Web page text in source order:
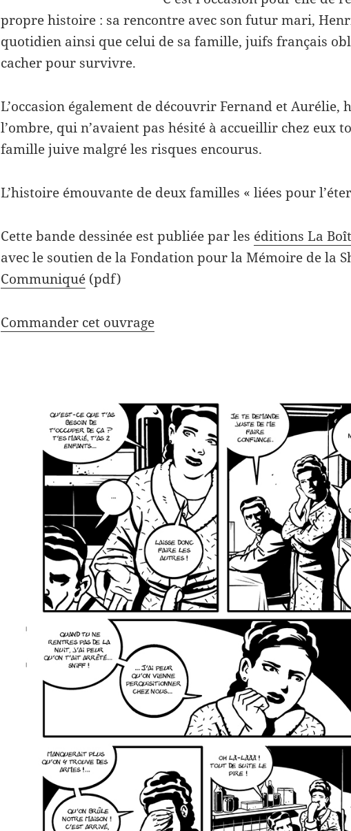
propre histoire : sa rencontre avec son futur mari,
quotidien ainsi que celui de sa famille, juifs français
cacher pour survivre.
L’occasion également de découvrir Fernand et Aurélie,
l’ombre, qui n’avaient pas hésité à accueillir chez eux
famille juive malgré les risques encourus.
L’histoire émouvante de deux familles « liées pour
Cette bande dessinée est publiée par les éditions La
avec le soutien de la Fondation pour la Mémoire de la
Communiqué (pdf)
Commander cet ouvrage